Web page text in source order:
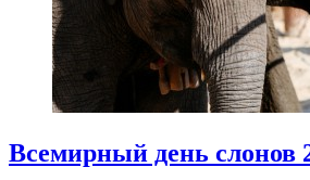
Всемирный день слонов